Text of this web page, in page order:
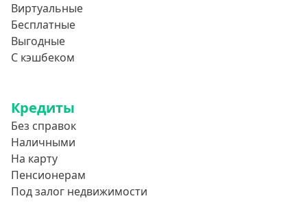
Доброзайм
Деньги Мгновенно
Виртуальные
Бесплатные
Выгодные
С кэшбеком
Кредиты
Без справок
Наличными
На карту
Пенсионерам
Под залог недвижимости